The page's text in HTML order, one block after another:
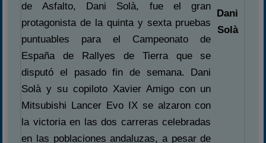
de Asfalto, Dani Solà, fue el gran
protagonista de la quinta y sexta pruebas
puntuables para el Campeonato de
España de Rallyes de Tierra que se
disputó el pasado fin de semana. Dani
Solà y su copiloto Xavier Amigo con un
Mitsubishi Lancer Evo IX se alzaron con
la victoria en las dos carreras celebradas
en las poblaciones andaluzas, a pesar de
Dani
Solà